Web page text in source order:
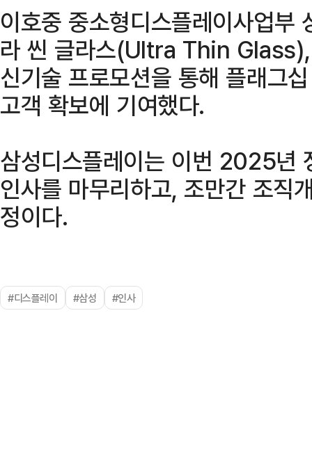
이호중 중소형디스플레이사업부
라 씬 글라스(Ultra Thin
신기술 프로모션을 통해 플래그
고객 확보에 기여했다.
삼성디스플레이는 이번 2025년
인사를 마무리하고, 조만간 조직
정이다.
#디스플레이 #삼성 #인사